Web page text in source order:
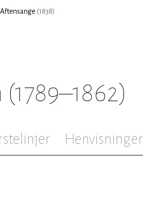
(1838)
(1789–1862)
Henvisninger